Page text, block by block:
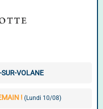
VOLANE
! (Lundi 10/08)